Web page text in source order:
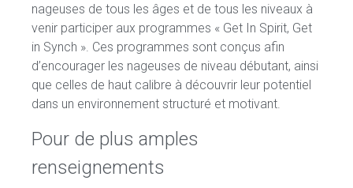
nageuses de tous les âges et de tous les niveaux à
venir participer aux programmes « Get In Spirit, Get
in Synch ». Ces programmes sont conçus afin
d’encourager les nageuses de niveau débutant, ainsi
que celles de haut calibre à découvrir leur potentiel
dans un environnement structuré et motivant.
Pour de plus amples
renseignements